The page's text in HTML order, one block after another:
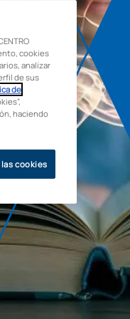
cookies
analizar
de sus
de
haciendo
cookies